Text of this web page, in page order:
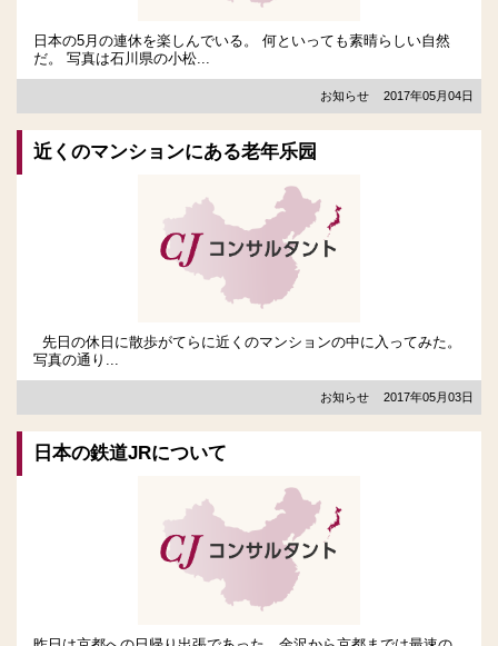
日本の5月の連休を楽しんでいる。 何といっても素晴らしい自然
だ。 写真は石川県の小松...
お知らせ 2017年05月04日
近くのマンションにある老年乐园
先日の休日に散歩がてらに近くのマンションの中に入ってみた。
写真の通り...
お知らせ 2017年05月03日
日本の鉄道JRについて